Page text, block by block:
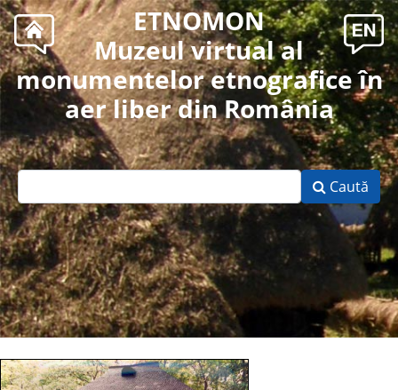
ETNOMON
Muzeul virtual al
monumentelor etnografice în
aer liber din România
Caută